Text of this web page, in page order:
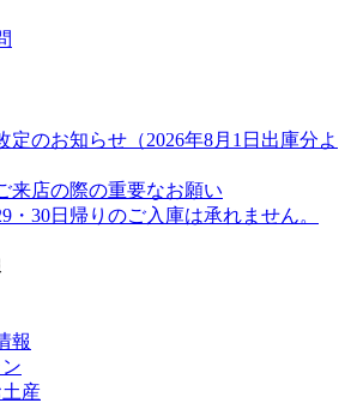
定のお知らせ（2026年8月1日出庫分よ
来店の際の重要なお願い
・30日帰りのご入庫は承れません。
報
産